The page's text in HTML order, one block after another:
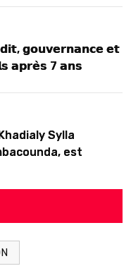
𝗴𝗼𝘂𝘃𝗲𝗿𝗻𝗮𝗻𝗰𝗲 𝗲𝘁
𝗮𝗽𝗿𝗲̀𝘀 7 𝗮𝗻𝘀
Sylla
est